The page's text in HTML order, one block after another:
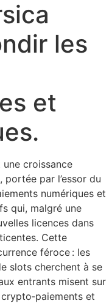
les
et
croissance
portée par l’essor du
numériques et
qui, malgré une
licences dans
Cette
féroce : les
slots cherchent à se
entrants misent sur
et